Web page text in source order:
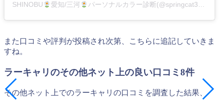
SHINOBU 愛知/三河 パーソナルカラー診断(@springcat331)がシェアした投稿
また口コミや評判が投稿され次第、こちらに追記していきま
すね。
ラーキャリのその他ネット上の良い口コミ8件
その他ネット上でのラーキャリの口コミを調査した結果、